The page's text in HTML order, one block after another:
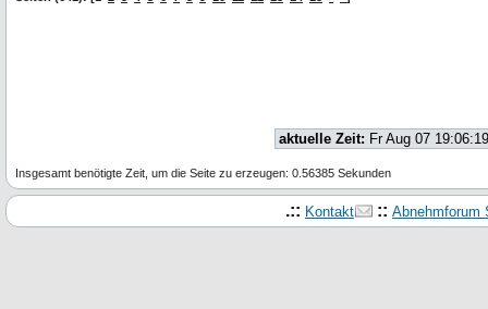
aktuelle Zeit: Fr Aug 07
Insgesamt benötigte Zeit, um die Seite zu erzeugen: 0.56385 Sekunden
.:: Kontakt :: Abnehmforum